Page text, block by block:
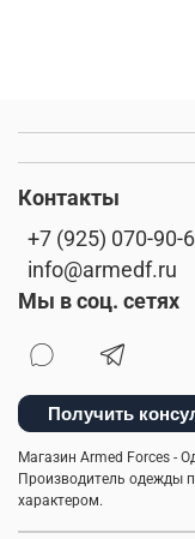
Контакты
+7 (925) 070-90-
info@armedf.ru
Мы в соц. сетях
Получить
Магазин Armed Forces -
Производитель одежды
характером.